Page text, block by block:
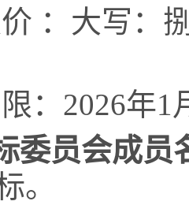
：大写 ：
： 2026年1
委员会成员
。